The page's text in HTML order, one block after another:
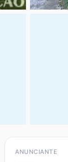
ANUNCIANTE